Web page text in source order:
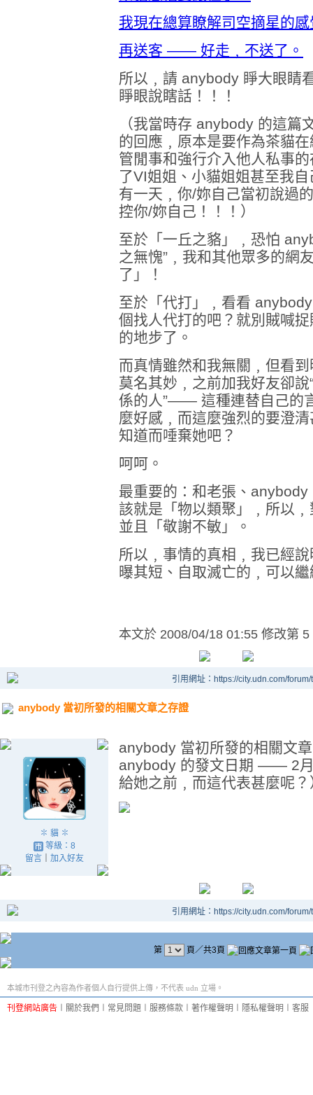
我現在總算瞭解司空摘星的感
再送客 —— 好走﹐不送了。
所以﹐請 anybody 睜大眼睛
睜眼說瞎話！！！
（我當時存 anybody 的這篇
的回應﹐原本是要作為茶貓
管閒事和強行介入他人私事
了VI姐姐、小貓姐姐甚至我
有一天﹐你/妳自己當初說過
控你/妳自己！！！）
至於「一丘之貉」﹐恐怕
之無愧”﹐我和其他眾多的網
了」！
至於「代打」﹐看看
個找人代打的吧？就別賊喊
的地步了。
而真情雖然和我無關﹐但看
莫名其妙﹐之前加我好友卻
係的人”—— 這種連替自己的
麼好感﹐而這麼強烈的要澄
知道而唾棄她吧？
呵呵。
最重要的：和老張、
該就是「物以類聚」﹐所以
並且「敬謝不敏」。
所以﹐事情的真相﹐我已經
曝其短、自取滅亡的﹐可以繼
本文於 2008/04/18 01:55 修改第 5
引用網址：https://city.udn.com/
anybody 當初所發的相關文章之存證
✽ 貓 ✽
等級：8
留言｜ 加入好友
anybody 當初所發的相關文
anybody 的發文日期 —— 2
給她之前﹐而這代表甚麼呢？
引用網址：https://city.udn.com/
第 頁／共3頁
本城市刊登之內容為作者個人自行提供上傳，不代表 udn 立場。
刊登網站廣告 關於我們 常見問題 服務條款 著作權聲明 隱私權聲明 客服